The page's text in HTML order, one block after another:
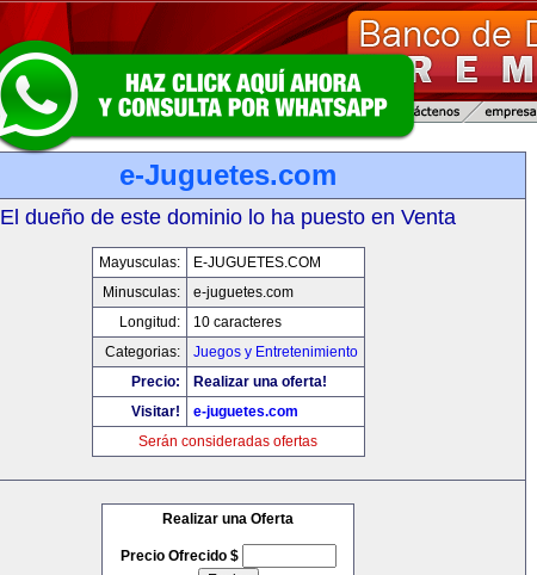
e-Juguetes.com
El dueño de este dominio lo ha puesto en Venta
Mayusculas:
E-JUGUETES.COM
Minusculas:
e-juguetes.com
Longitud:
10 caracteres
Categorias:
Juegos y Entretenimiento
Precio:
Realizar una oferta!
Visitar!
e-juguetes.com
Serán consideradas ofertas
Realizar una Oferta
Precio Ofrecido $